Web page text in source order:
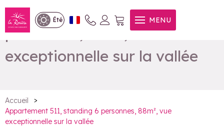
Été MENU
Appartement 511, standing 6
personnes, 88m², vue
exceptionnelle sur la vallée
Accueil
>
Appartement 511, standing 6 personnes, 88m², vue
exceptionnelle sur la vallée